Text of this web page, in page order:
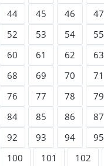
44 45 46 47
52 53 54 55
60 61 62 63
68 69 70 71
76 77 78 79
84 85 86 87
92 93 94 95
100 101 102